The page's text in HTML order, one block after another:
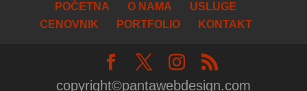
POČETNA O NAMA
USLUGE
CENOVNIK
PORTFOLIO KONTAKT
copyright©pantawebdesign.com